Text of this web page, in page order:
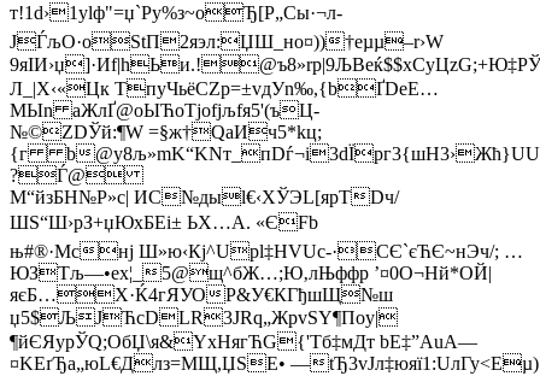
т!1d›1уlф"=џ`Py%з~oЂ[P„Сы·¬л-
ЈЃљO·oStП2яэ­л:ЏШ_но¤))†eµµ–r›W
Л_|X‹«Цк TпуЧьёCZр=±vдУn‰,{bҐDеE…
МЫn aЖлҐ@оЫЋоTjofјљfя5'(ъЦ-
№©ZDЎй:¶W =§ж†QаИч5*kц;
{г b
?Ѓ@
М“йзБH№Р»c| ИС№дыl€‹XЎЭL[яpTDч/
ШЅ“Ш›pЗ+џЮхБЕi± ЬX…А. «ЄFb
њ#®·Mcнj Ш»ю‹Кј^Upl‡HVUс-·CЄ`єЋЄ~нЭч/; …
ЮЗТљ—•еx¦_5@щ^бЖ…;Ю‚лЊффр ’¤0О¬Hй*ОЙ|
яєБ…X·Ќ4гЯУОР&У€КГђшЩ№ш
џ5$ЉJЋcDLR3ЈRq„ЖрvS­Y¶Пoу|
¶йЄЯурЎQ;ОбЏ\я&YxHягЋG{'Tб‡мДт bE‡”AuА—
¤KЕґЂa„юL€Длз=MЩ,ЏSE• —